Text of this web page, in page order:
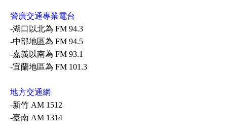
警廣交通專業電台
-湖口以北為 FM 94.3
-中部地區為 FM 94.5
-嘉義以南為 FM 93.1
-宜蘭地區為 FM 101.3
地方交通網
-新竹 AM 1512
-臺南 AM 1314